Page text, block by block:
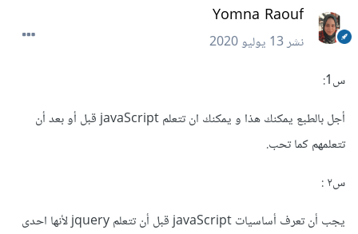
Yomna Raouf
نشر13 يوليو 2020
س1:
أجل بالطبع يمكنك هذا و يمكنك ان تتعلم javaScript قبل أو بعد أن
تتعلمهم كما تحب.
س٢ :
يجب أن تعرف أساسيات javaScript قبل أن تتعلم jquery لأنها احدى